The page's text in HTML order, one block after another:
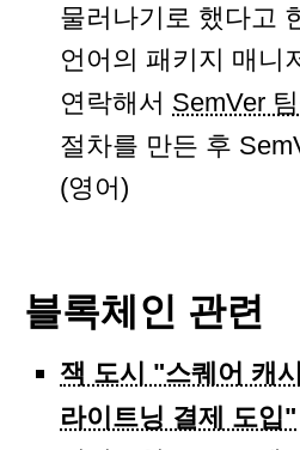
물러나기로 했다고
언어의 패키지 매니
연락해서 SemVer 팀
절차를 만든 후
(영어)
블록체인 관련
잭 도시 "스퀘어 캐
라이트닝 결제 도입"